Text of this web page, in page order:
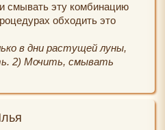
смывать эту комбинацию
обходить это
в дни растущей луны,
2) Мочить, смывать